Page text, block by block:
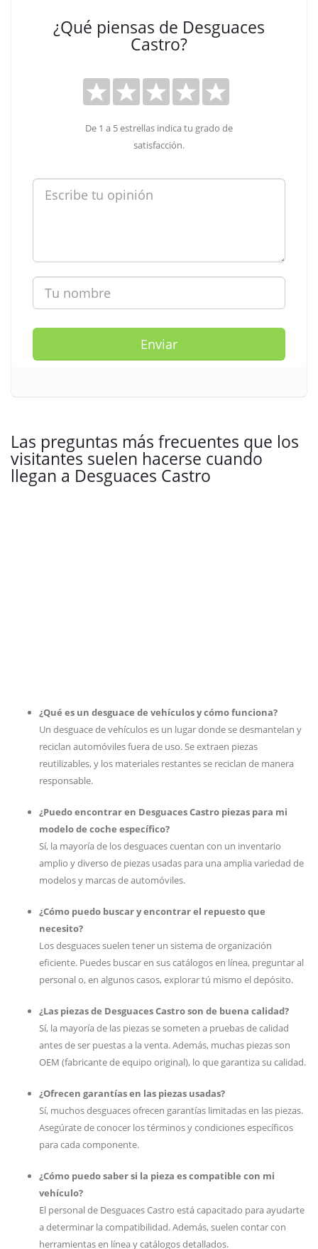
¿Qué piensas de Desguaces
Castro?
De 1 a 5 estrellas indica tu grado de
satisfacción.
Enviar
Las preguntas más frecuentes que los
visitantes suelen hacerse cuando
llegan a Desguaces Castro
¿Qué es un desguace de vehículos y cómo funciona?
Un desguace de vehículos es un lugar donde se desmantelan y
reciclan automóviles fuera de uso. Se extraen piezas
reutilizables, y los materiales restantes se reciclan de manera
responsable.
¿Puedo encontrar en Desguaces Castro piezas para mi
modelo de coche específico?
Sí, la mayoría de los desguaces cuentan con un inventario
amplio y diverso de piezas usadas para una amplia variedad de
modelos y marcas de automóviles.
¿Cómo puedo buscar y encontrar el repuesto que
necesito?
Los desguaces suelen tener un sistema de organización
eficiente. Puedes buscar en sus catálogos en línea, preguntar al
personal o, en algunos casos, explorar tú mismo el depósito.
¿Las piezas de Desguaces Castro son de buena calidad?
Sí, la mayoría de las piezas se someten a pruebas de calidad
antes de ser puestas a la venta. Además, muchas piezas son
OEM (fabricante de equipo original), lo que garantiza su calidad.
¿Ofrecen garantías en las piezas usadas?
Sí, muchos desguaces ofrecen garantías limitadas en las piezas.
Asegúrate de conocer los términos y condiciones específicos
para cada componente.
¿Cómo puedo saber si la pieza es compatible con mi
vehículo?
El personal de Desguaces Castro está capacitado para ayudarte
a determinar la compatibilidad. Además, suelen contar con
herramientas en línea y catálogos detallados.